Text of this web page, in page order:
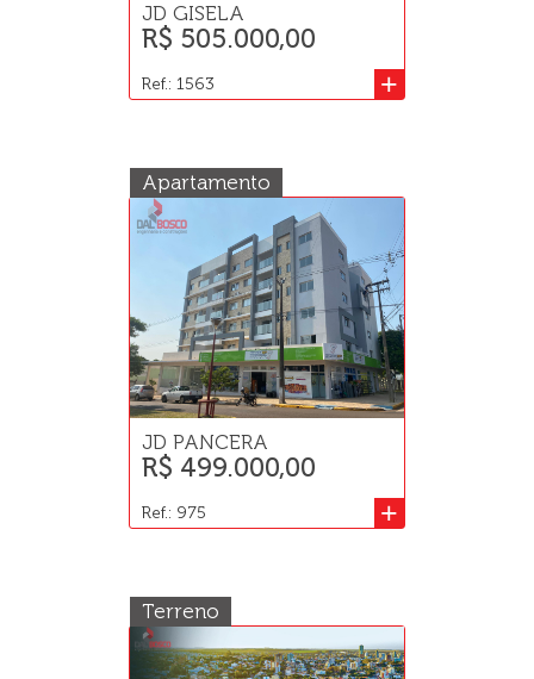
JD GISELA
R$ 505.000,00
+
Ref.: 1563
Apartamento
JD PANCERA
R$ 499.000,00
+
Ref.: 975
Terreno